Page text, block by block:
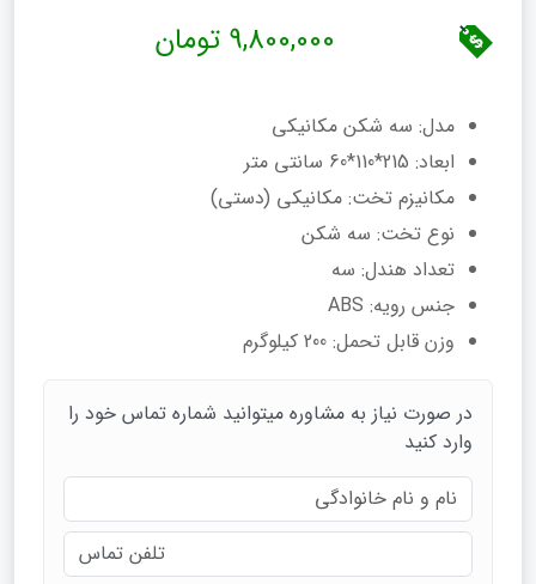
9,800,000 تومان
مدل: سه شکن مکانیکی
ابعاد: 215*110*60 سانتی متر
مکانیزم تخت: مکانیکی (دستی)
نوع تخت: سه شکن
تعداد هندل: سه
جنس رویه: ABS
وزن قابل تحمل: 200 کیلوگرم
در صورت نیاز به مشاوره میتوانید شماره تماس خود را
وارد کنید